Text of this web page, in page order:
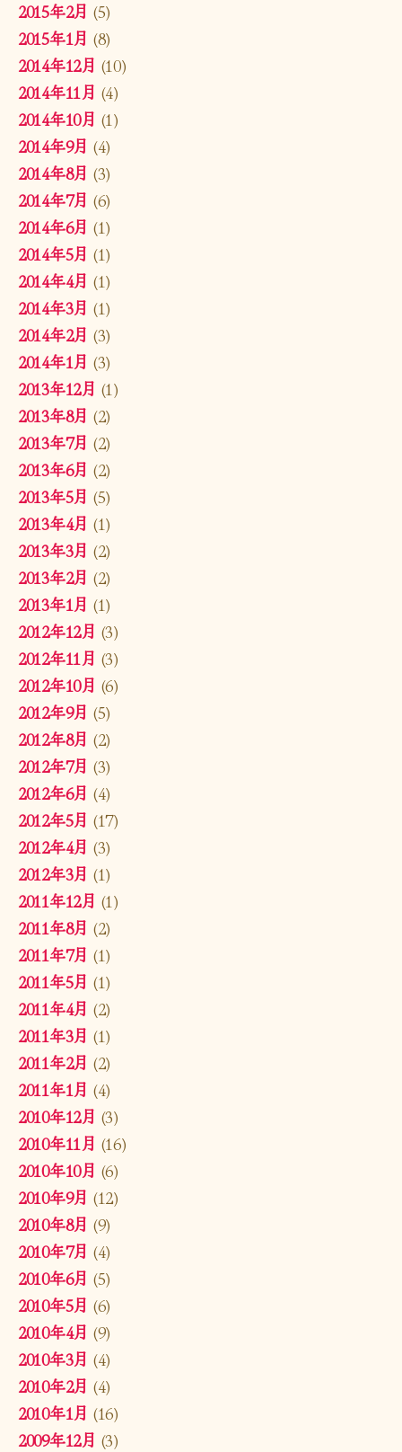
2015年2月 (5)
2015年1月 (8)
2014年12月 (10)
2014年11月 (4)
2014年10月 (1)
2014年9月 (4)
2014年8月 (3)
2014年7月 (6)
2014年6月 (1)
2014年5月 (1)
2014年4月 (1)
2014年3月 (1)
2014年2月 (3)
2014年1月 (3)
2013年12月 (1)
2013年8月 (2)
2013年7月 (2)
2013年6月 (2)
2013年5月 (5)
2013年4月 (1)
2013年3月 (2)
2013年2月 (2)
2013年1月 (1)
2012年12月 (3)
2012年11月 (3)
2012年10月 (6)
2012年9月 (5)
2012年8月 (2)
2012年7月 (3)
2012年6月 (4)
2012年5月 (17)
2012年4月 (3)
2012年3月 (1)
2011年12月 (1)
2011年8月 (2)
2011年7月 (1)
2011年5月 (1)
2011年4月 (2)
2011年3月 (1)
2011年2月 (2)
2011年1月 (4)
2010年12月 (3)
2010年11月 (16)
2010年10月 (6)
2010年9月 (12)
2010年8月 (9)
2010年7月 (4)
2010年6月 (5)
2010年5月 (6)
2010年4月 (9)
2010年3月 (4)
2010年2月 (4)
2010年1月 (16)
2009年12月 (3)